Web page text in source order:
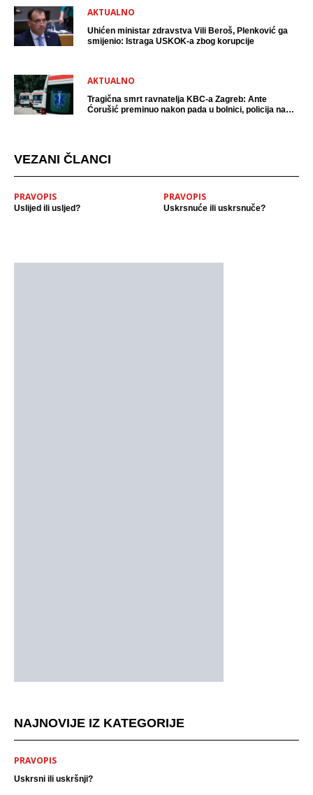
AKTUALNO
Uhićen ministar zdravstva Vili Beroš, Plenković ga
smijenio: Istraga USKOK-a zbog korupcije
AKTUALNO
Tragična smrt ravnatelja KBC-a Zagreb: Ante
Ćorušić preminuo nakon pada u bolnici, policija na
VEZANI ČLANCI
PRAVOPIS
Uslijed ili usljed?
PRAVOPIS
Uskrsnuće ili uskrsnuče?
NAJNOVIJE IZ KATEGORIJE
PRAVOPIS
Uskrsni ili uskršnji?